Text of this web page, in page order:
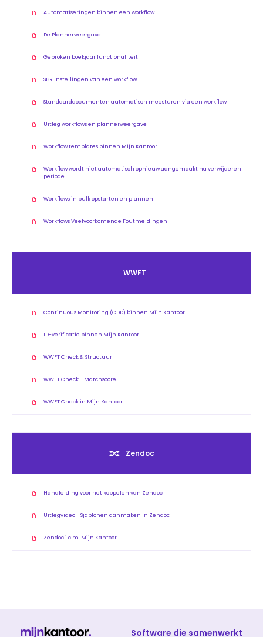
Automatiseringen binnen een workflow
De Plannerweergave
Gebroken boekjaar functionaliteit
SBR Instellingen van een workflow
Standaarddocumenten automatisch meesturen via een workflow
Uitleg workflows en plannerweergave
Workflow templates binnen Mijn Kantoor
Workflow wordt niet automatisch opnieuw aangemaakt na verwijderen
periode
Workflows in bulk opstarten en plannen
Workflows Veelvoorkomende Foutmeldingen
WWFT
Continuous Monitoring (CDD) binnen Mijn Kantoor
ID-verificatie binnen Mijn Kantoor
WWFT Check & Structuur
WWFT Check - Matchscore
WWFT Check in Mijn Kantoor
Zendoc
Handleiding voor het koppelen van Zendoc
Uitlegvideo - Sjablonen aanmaken in Zendoc
Zendoc i.c.m. Mijn Kantoor
Software die samenwerkt